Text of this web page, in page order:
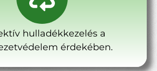
hulladékkezelés a
érdekében.